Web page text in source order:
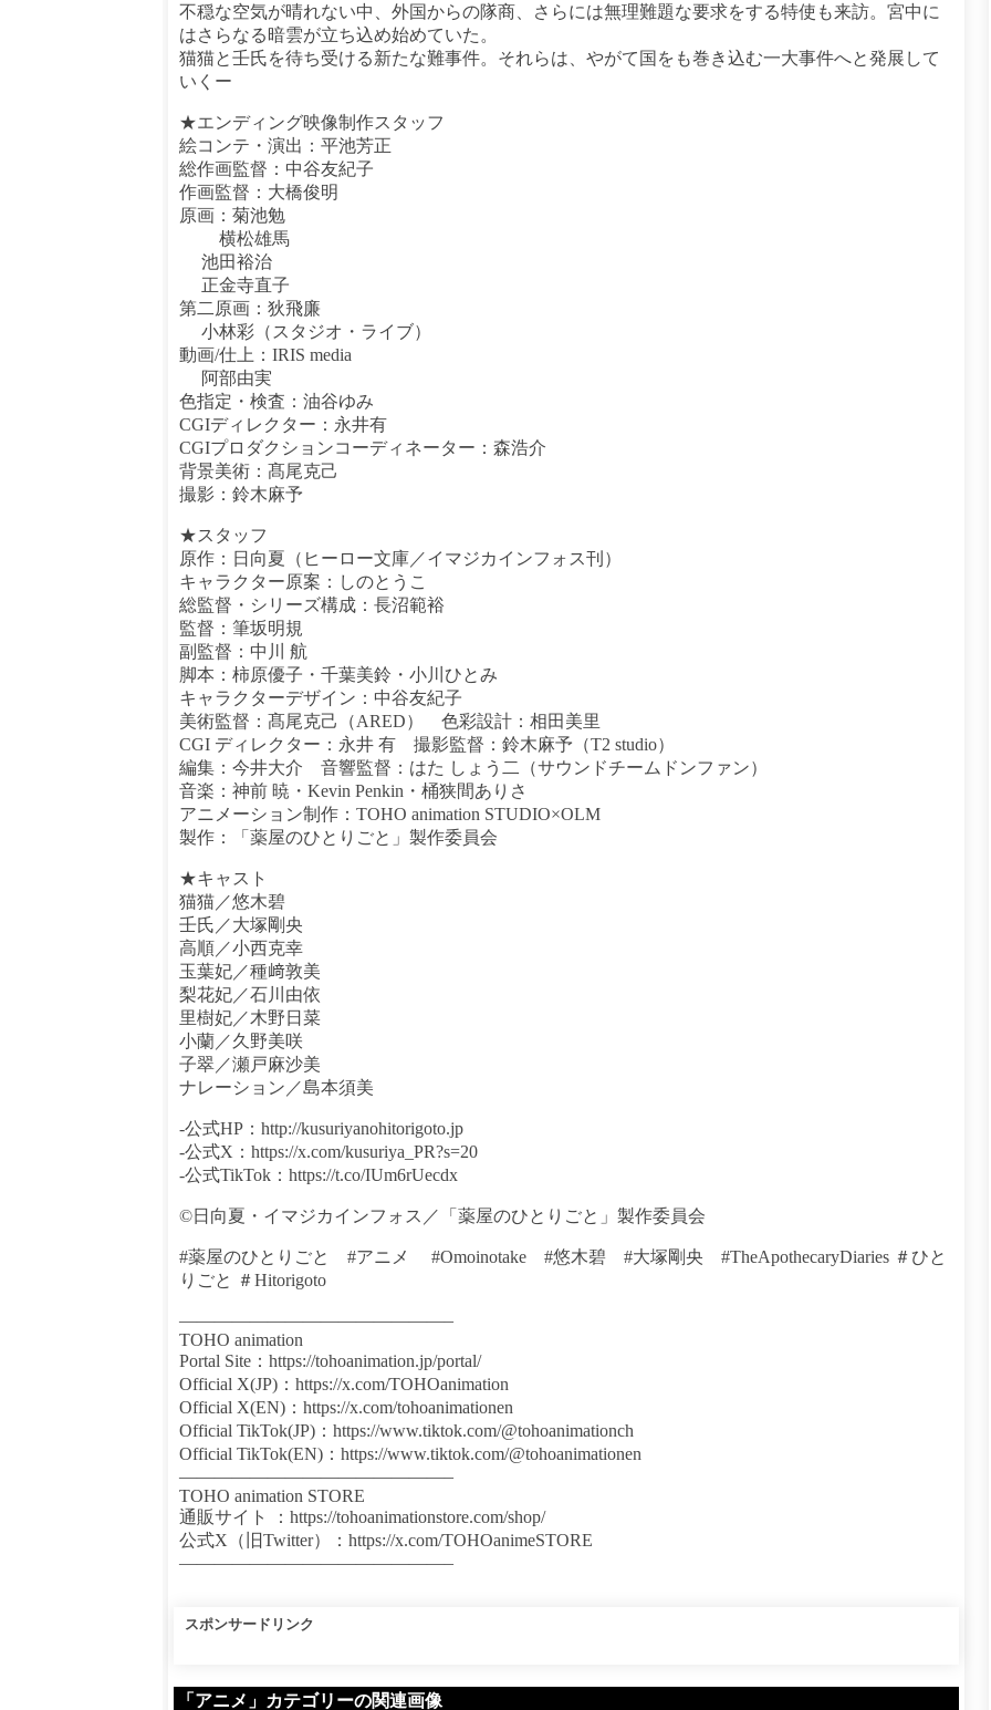
不穏な空気が晴れない中、外国からの隊商、さらには無理難題な要求をする特使も来訪。宮中に
はさらなる暗雲が立ち込め始めていた。
猫猫と壬氏を待ち受ける新たな難事件。それらは、やがて国をも巻き込む一大事件へと発展して
いくー
★エンディング映像制作スタッフ
絵コンテ・演出：平池芳正
総作画監督：中谷友紀子
作画監督：大橋俊明
原画：菊池勉
横松雄馬
池田裕治
正金寺直子
第二原画：狄飛廉
小林彩（スタジオ・ライブ）
動画/仕上：IRIS media
阿部由実
色指定・検査：油谷ゆみ
CGIディレクター：永井有
CGIプロダクションコーディネーター：森浩介
背景美術：髙尾克己
撮影：鈴木麻予
★スタッフ
原作：日向夏（ヒーロー文庫／イマジカインフォス刊）
キャラクター原案：しのとうこ
総監督・シリーズ構成：長沼範裕
監督：筆坂明規
副監督：中川 航
脚本：柿原優子・千葉美鈴・小川ひとみ
キャラクターデザイン：中谷友紀子
美術監督：髙尾克己（ARED） 色彩設計：相田美里
CGI ディレクター：永井 有 撮影監督：鈴木麻予（T2 studio）
編集：今井大介 音響監督：はた しょう二（サウンドチームドンファン）
音楽：神前 暁・Kevin Penkin・桶狭間ありさ
アニメーション制作：TOHO animation STUDIO×OLM
製作：「薬屋のひとりごと」製作委員会
★キャスト
猫猫／悠木碧
壬氏／大塚剛央
高順／小西克幸
玉葉妃／種﨑敦美
梨花妃／石川由依
里樹妃／木野日菜
小蘭／久野美咲
子翠／瀬戸麻沙美
ナレーション／島本須美
‐公式HP：http://kusuriyanohitorigoto.jp
‐公式X：https://x.com/kusuriya_PR?s=20
‐公式TikTok：https://t.co/IUm6rUecdx
©日向夏・イマジカインフォス／「薬屋のひとりごと」製作委員会
#薬屋のひとりごと #アニメ #Omoinotake #悠木碧 #大塚剛央 #TheApothecaryDiaries ＃ひと
りごと ＃Hitorigoto
———————————————–
TOHO animation
Portal Site：https://tohoanimation.jp/portal/
Official X(JP)：https://x.com/TOHOanimation
Official X(EN)：https://x.com/tohoanimationen
Official TikTok(JP)：https://www.tiktok.com/@tohoanimationch
Official TikTok(EN)：https://www.tiktok.com/@tohoanimationen
———————————————–
TOHO animation STORE
通販サイト ：https://tohoanimationstore.com/shop/
公式X（旧Twitter）：https://x.com/TOHOanimeSTORE
———————————————–
スポンサードリンク
「アニメ」カテゴリーの関連画像